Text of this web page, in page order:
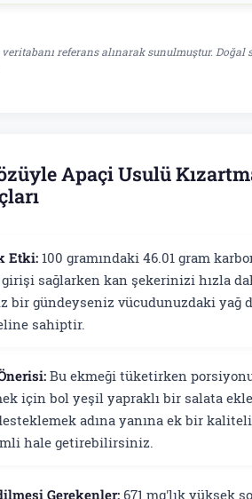
referans alınarak sunulmuştur.
Apaçi Usulü
Etki: 100 gramındaki 46.01 gram
sağlarken kan şekerinizi hızla
bir gündeyseniz vücudunuzdaki yağ
sahiptir.
Bu ekmeği tüketirken
için bol yeşil yapraklı bir salata
adına yanına ek bir
hale getirebilirsiniz.
Gerekenler: 671 mg'lık yüksek